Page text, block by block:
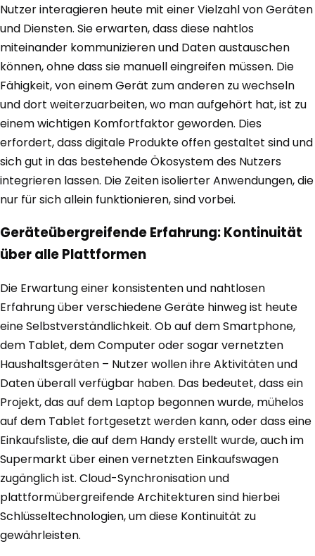
Nutzer interagieren heute mit einer Vielzahl von Geräten
und Diensten. Sie erwarten, dass diese nahtlos
miteinander kommunizieren und Daten austauschen
können, ohne dass sie manuell eingreifen müssen. Die
Fähigkeit, von einem Gerät zum anderen zu wechseln
und dort weiterzuarbeiten, wo man aufgehört hat, ist zu
einem wichtigen Komfortfaktor geworden. Dies
erfordert, dass digitale Produkte offen gestaltet sind und
sich gut in das bestehende Ökosystem des Nutzers
integrieren lassen. Die Zeiten isolierter Anwendungen, die
nur für sich allein funktionieren, sind vorbei.
Geräteübergreifende Erfahrung: Kontinuität
über alle Plattformen
Die Erwartung einer konsistenten und nahtlosen
Erfahrung über verschiedene Geräte hinweg ist heute
eine Selbstverständlichkeit. Ob auf dem Smartphone,
dem Tablet, dem Computer oder sogar vernetzten
Haushaltsgeräten – Nutzer wollen ihre Aktivitäten und
Daten überall verfügbar haben. Das bedeutet, dass ein
Projekt, das auf dem Laptop begonnen wurde, mühelos
auf dem Tablet fortgesetzt werden kann, oder dass eine
Einkaufsliste, die auf dem Handy erstellt wurde, auch im
Supermarkt über einen vernetzten Einkaufswagen
zugänglich ist. Cloud-Synchronisation und
plattformübergreifende Architekturen sind hierbei
Schlüsseltechnologien, um diese Kontinuität zu
gewährleisten.